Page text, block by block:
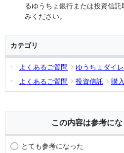
るゆうちょ銀行または投資信
みください。
カテゴリ
よくあるご質問 ゆうちょダイ
よくあるご質問
投資信託 購
この内容は参考に
とても参考になった